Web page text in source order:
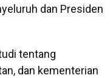
dan Presiden
tentang
dan kementerian